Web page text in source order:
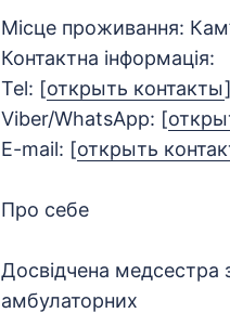
Місце проживання:
Контактна інформація:
Tel: [открыть контакты]
Viber/WhatsApp: [
E-mail: [открыть
Про себе
Досвідчена медсестра
амбулаторних